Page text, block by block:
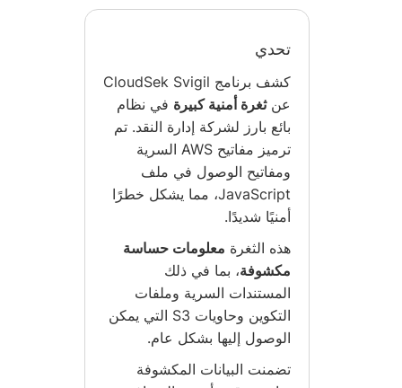
تحدي
كشف برنامج CloudSek Svigil
عنثغرة أمنية كبيرة في نظام
بائع بارز لشركة إدارة النقد. تم
ترميز مفاتيح AWS السرية
ومفاتيح الوصول في ملف
JavaScript، مما يشكل خطرًا
أمنيًا شديدًا.
هذه الثغرة معلومات حساسة
مكشوفة، بما في ذلك
المستندات السرية وملفات
التكوين وحاويات S3 التي يمكن
الوصول إليها بشكل عام.
تضمنت البيانات المكشوفة